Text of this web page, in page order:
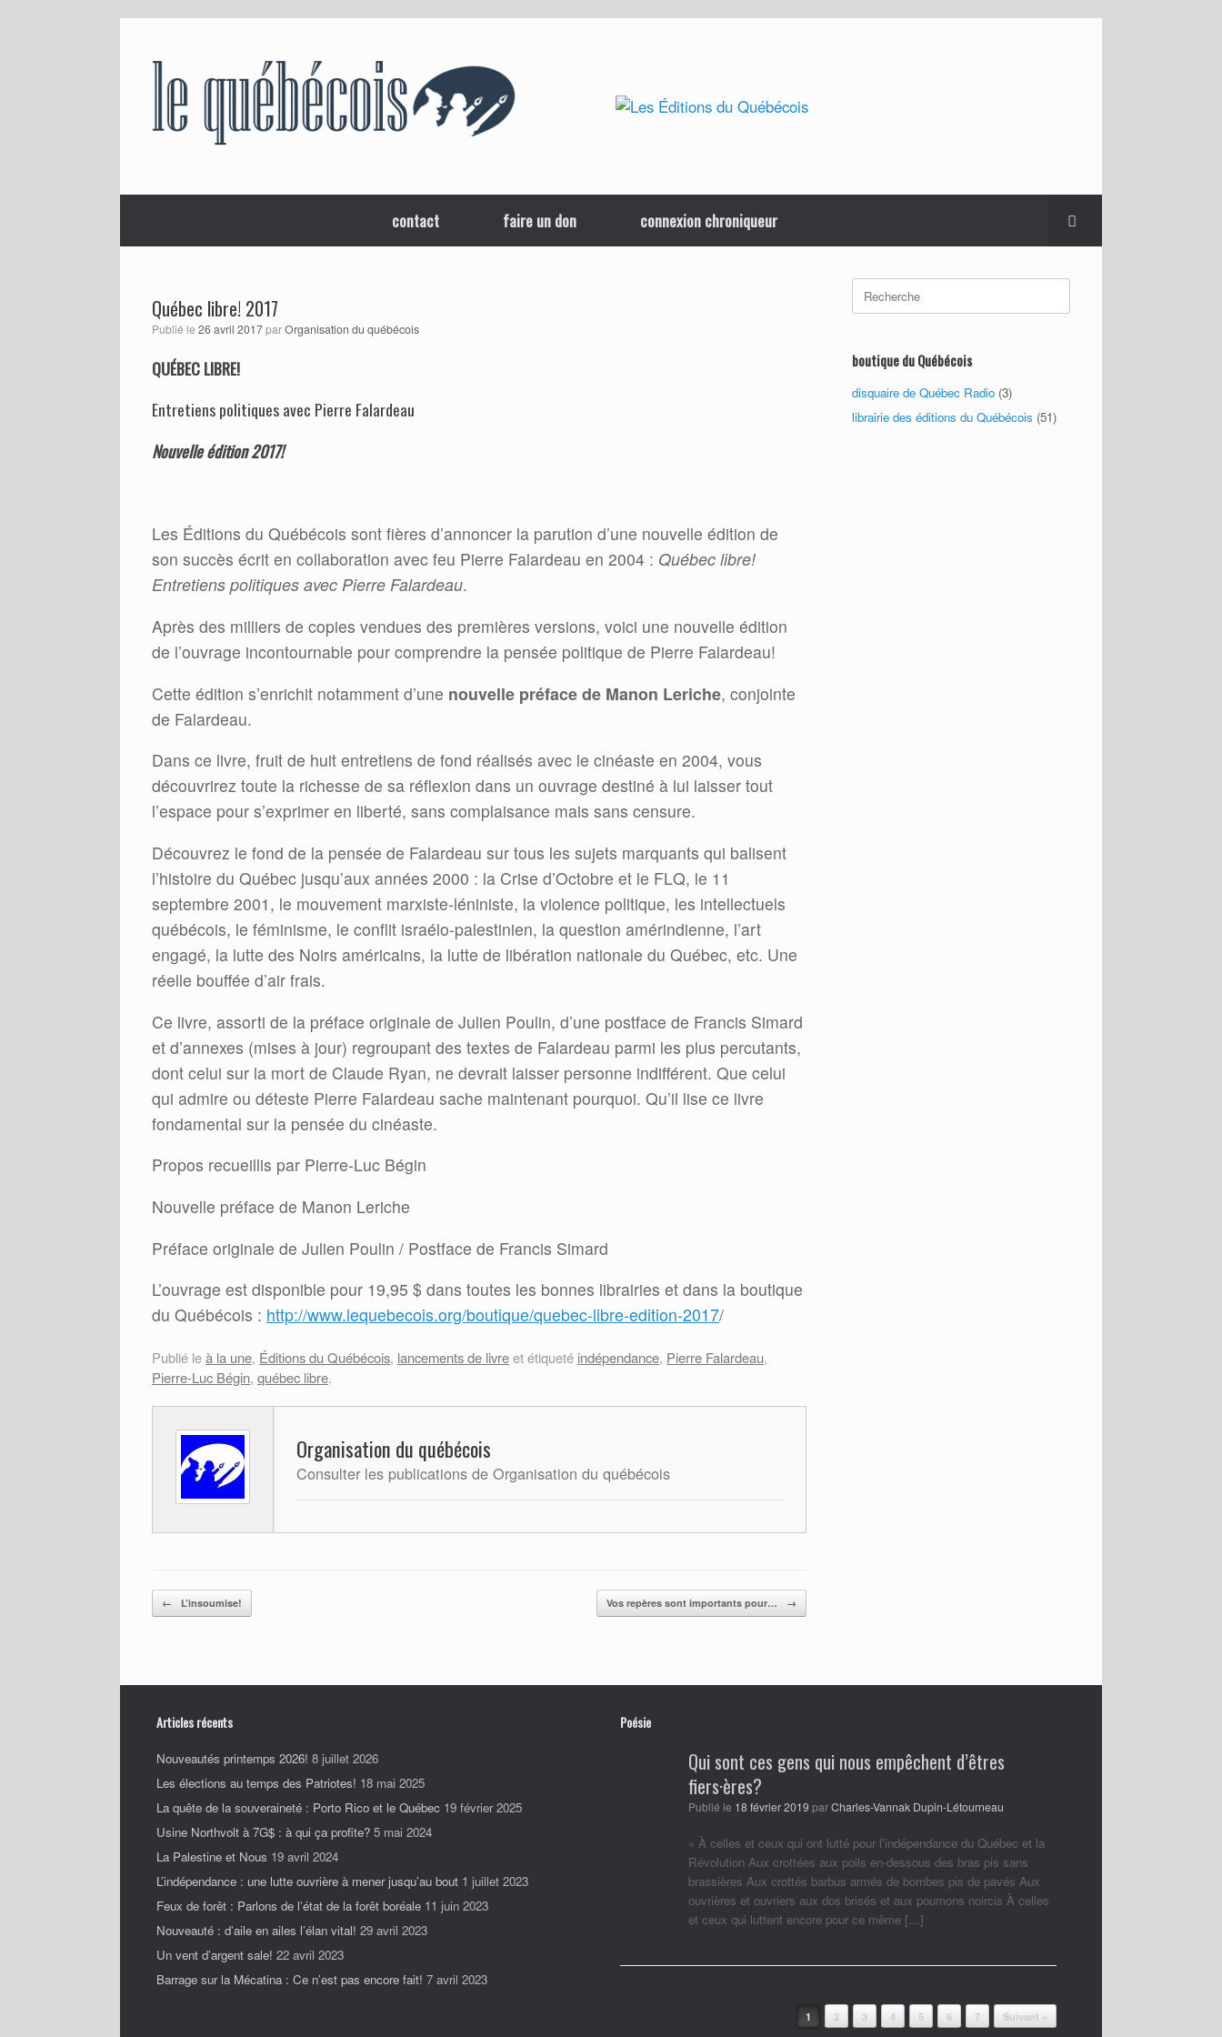
contact faire un don connexion chroniqueur
Québec libre! 2017
Publié le 26 avril 2017parOrganisation du québécois
QUÉBEC LIBRE!
Entretiens politiques avec Pierre Falardeau
Nouvelle édition 2017!
Les Éditions du Québécois sont fières d’annoncer la parution d’une nouvelle édition de
son succès écrit en collaboration avec feu Pierre Falardeau en 2004 : Québec libre!
Entretiens politiques avec Pierre Falardeau.
Après des milliers de copies vendues des premières versions, voici une nouvelle édition
de l’ouvrage incontournable pour comprendre la pensée politique de Pierre Falardeau!
Cette édition s’enrichit notamment d’une nouvelle préface de Manon Leriche, conjointe
de Falardeau.
Dans ce livre, fruit de huit entretiens de fond réalisés avec le cinéaste en 2004, vous
découvrirez toute la richesse de sa réflexion dans un ouvrage destiné à lui laisser tout
l’espace pour s’exprimer en liberté, sans complaisance mais sans censure.
Découvrez le fond de la pensée de Falardeau sur tous les sujets marquants qui balisent
l’histoire du Québec jusqu’aux années 2000 : la Crise d’Octobre et le FLQ, le 11
septembre 2001, le mouvement marxiste-léniniste, la violence politique, les intellectuels
québécois, le féminisme, le conflit israélo-palestinien, la question amérindienne, l’art
engagé, la lutte des Noirs américains, la lutte de libération nationale du Québec, etc. Une
réelle bouffée d’air frais.
Ce livre, assorti de la préface originale de Julien Poulin, d’une postface de Francis Simard
et d’annexes (mises à jour) regroupant des textes de Falardeau parmi les plus percutants,
dont celui sur la mort de Claude Ryan, ne devrait laisser personne indifférent. Que celui
qui admire ou déteste Pierre Falardeau sache maintenant pourquoi. Qu’il lise ce livre
fondamental sur la pensée du cinéaste.
Propos recueillis par Pierre-Luc Bégin
Nouvelle préface de Manon Leriche
Préface originale de Julien Poulin / Postface de Francis Simard
L’ouvrage est disponible pour 19,95 $ dans toutes les bonnes librairies et dans la boutique
du Québécois : http://www.lequebecois.org/boutique/quebec-libre-edition-2017/
Publié leà la une, Éditions du Québécois, lancements de livreet étiqueté indépendance, Pierre Falardeau,
Pierre-Luc Bégin, québec libre.
Organisation du québécois
Consulter les publications de Organisation du québécois
Post navigation
← L’insoumise! Vos repères sont importants pour… →
Search
for:
boutique du Québécois
disquaire de Québec Radio (3)
librairie des éditions du Québécois (51)
Articles récents
Nouveautés printemps 2026! 8 juillet 2026
Les élections au temps des Patriotes! 18 mai 2025
La quête de la souveraineté : Porto Rico et le Québec 19 février 2025
Usine Northvolt à 7G$ : à qui ça profite? 5 mai 2024
La Palestine et Nous 19 avril 2024
L’indépendance : une lutte ouvrière à mener jusqu’au bout 1 juillet 2023
Feux de forêt : Parlons de l’état de la forêt boréale 11 juin 2023
Nouveauté : d’aile en ailes l’élan vital! 29 avril 2023
Un vent d’argent sale! 22 avril 2023
Barrage sur la Mécatina : Ce n’est pas encore fait! 7 avril 2023
Poésie
Qui sont ces gens qui nous empêchent d’êtres
fiers·ères?
Publié le 18 février 2019 parCharles-Vannak Dupin-Létourneau
« À celles et ceux qui ont lutté pour l’indépendance du Québec et la
Révolution Aux crottées aux poils en-dessous des bras pis sans
brassières Aux crottés barbus armés de bombes pis de pavés Aux
ouvrières et ouvriers aux dos brisés et aux poumons noircis À celles
et ceux qui luttent encore pour ce même […]
1 2 3 4 5 6 7 Suivant »